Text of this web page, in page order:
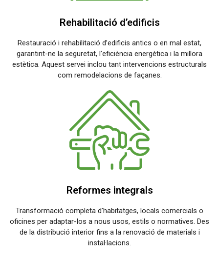
Rehabilitació d’edificis
Restauració i rehabilitació d’edificis antics o en mal estat,
garantint-ne la seguretat, l’eficiència energètica i la millora
estètica. Aquest servei inclou tant intervencions estructurals
com remodelacions de façanes.
Reformes integrals
Transformació completa d’habitatges, locals comercials o
oficines per adaptar-los a nous usos, estils o normatives. Des
de la distribució interior fins a la renovació de materials i
instal·lacions.